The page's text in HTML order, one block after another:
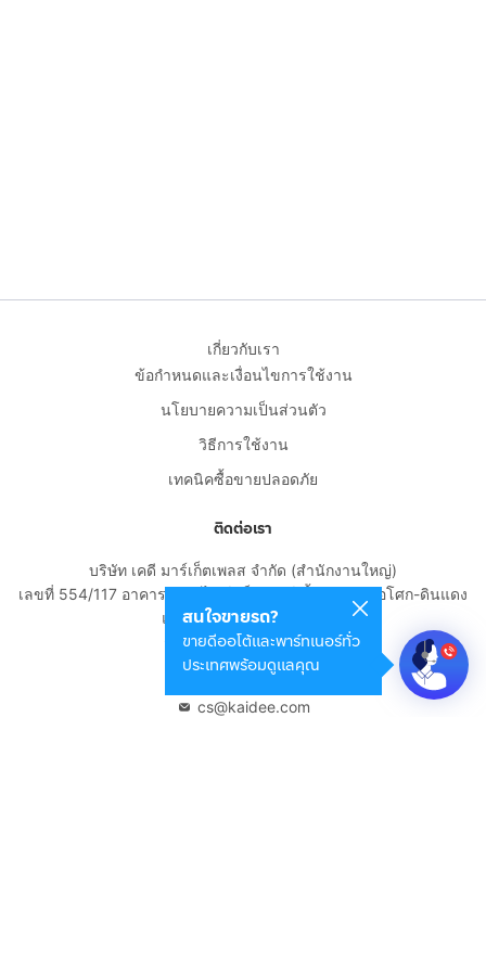
สนใจขายรถ?
ขายดีออโต้และพาร์ทเนอร์ทั่ว
ประเทศพร้อมดูแลคุณ
เกี่ยวกับเรา
ข้อกำหนดและเงื่อนไขการใช้งาน
นโยบายความเป็นส่วนตัว
วิธีการใช้งาน
เทคนิคซื้อขายปลอดภัย
ติดต่อเรา
บริษัท เคดี มาร์เก็ตเพลส จำกัด (สำนักงานใหญ่)
เลขที่ 554/117 อาคารสกายไนน์ เซ็นเตอร์ ชั้น 22 ถนนอโศก-ดินแดง
แขวงดินแดง เขตดินแดง
กรุงเทพมหานคร 10400
cs@kaidee.com